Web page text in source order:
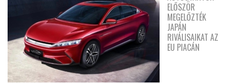
ELŐSZÖR
MEGELŐZTÉK
JAPÁN
RIVÁLISAIKAT AZ
EU PIACÁN